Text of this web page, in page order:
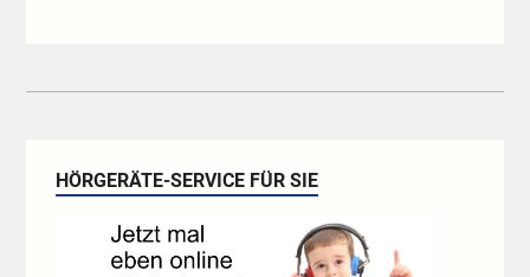
HÖRGERÄTE-SERVICE FÜR SIE